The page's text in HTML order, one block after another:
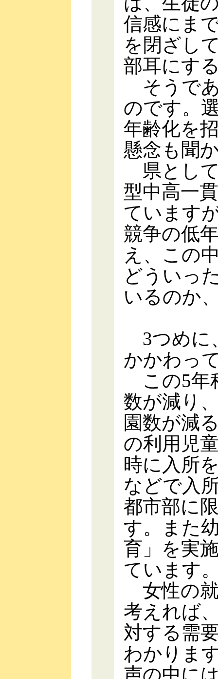
信感にま
を閉ざし
部耳にす
そうで
のです。
年齢化を
懸念も聞
県とし
型中高一
ています
競争の低
え、この
どういっ
いるのか
3つめに
かかわっ
この5年
数が減り
園数が減
の利用児
時に入所
などで入
都市部に
す。また
育」を実
ています
女性の
考えれば
対する需
わかりま
声の中に